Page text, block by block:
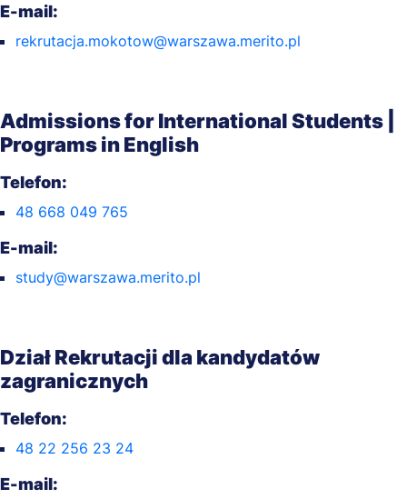
E-mail:
rekrutacja.mokotow@warszawa.merito.pl
Admissions for International Students |
Programs in English
Telefon:
48 668 049 765
E-mail:
study@warszawa.merito.pl
Dział Rekrutacji dla kandydatów
zagranicznych
Telefon:
48 22 256 23 24
E-mail: